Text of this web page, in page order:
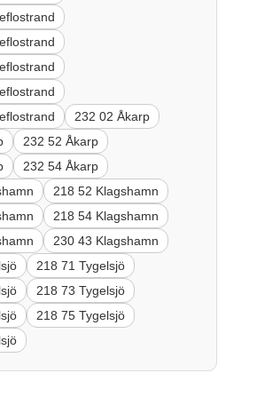
232 02 Åkarp
232 52 Åkarp
232 54 Åkarp
218 52 Klagshamn
218 54 Klagshamn
230 43 Klagshamn
218 71 Tygelsjö
218 73 Tygelsjö
218 75 Tygelsjö